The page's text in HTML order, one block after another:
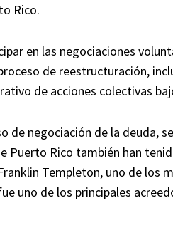
Rico.
en las negociaciones
de reestructuración,
de acciones colectivas
de negociación de la deuda,
Puerto Rico también han
Templeton, uno de los
uno de los principales